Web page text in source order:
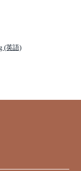
(英語)